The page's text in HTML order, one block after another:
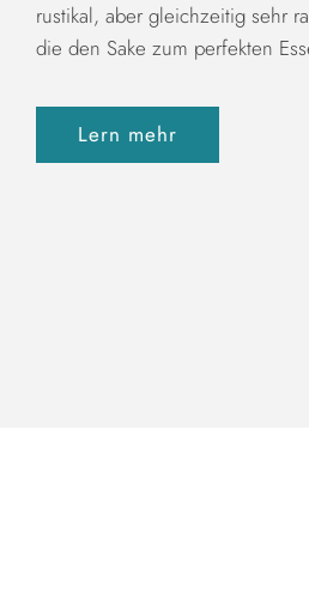
rustikal, aber gleichzeitig sehr
die den Sake zum perfekten
Lern mehr